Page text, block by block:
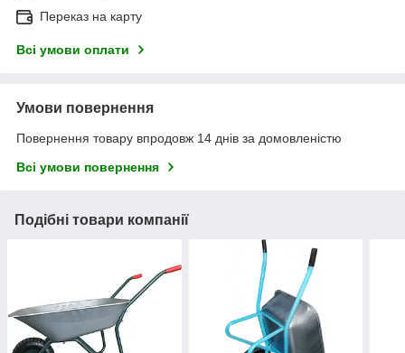
Переказ на карту
Всі умови оплати
Умови повернення
Повернення товару впродовж 14 днів за домовленістю
Всі умови повернення
Подібні товари компанії